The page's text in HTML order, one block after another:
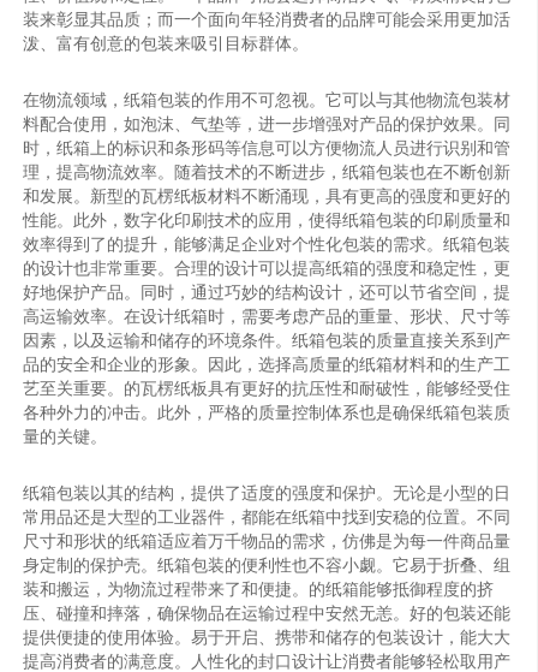
装来彰显其品质；而一个面向年轻消费者的品牌可能会采用更加活
泼、富有创意的包装来吸引目标群体。
在物流领域，纸箱包装的作用不可忽视。它可以与其他物流包装材
料配合使用，如泡沫、气垫等，进一步增强对产品的保护效果。同
时，纸箱上的标识和条形码等信息可以方便物流人员进行识别和管
理，提高物流效率。随着技术的不断进步，纸箱包装也在不断创新
和发展。新型的瓦楞纸板材料不断涌现，具有更高的强度和更好的
性能。此外，数字化印刷技术的应用，使得纸箱包装的印刷质量和
效率得到了的提升，能够满足企业对个性化包装的需求。纸箱包装
的设计也非常重要。合理的设计可以提高纸箱的强度和稳定性，更
好地保护产品。同时，通过巧妙的结构设计，还可以节省空间，提
高运输效率。在设计纸箱时，需要考虑产品的重量、形状、尺寸等
因素，以及运输和储存的环境条件。纸箱包装的质量直接关系到产
品的安全和企业的形象。因此，选择高质量的纸箱材料和的生产工
艺至关重要。的瓦楞纸板具有更好的抗压性和耐破性，能够经受住
各种外力的冲击。此外，严格的质量控制体系也是确保纸箱包装质
量的关键。
纸箱包装以其的结构，提供了适度的强度和保护。无论是小型的日
常用品还是大型的工业器件，都能在纸箱中找到安稳的位置。不同
尺寸和形状的纸箱适应着万千物品的需求，仿佛是为每一件商品量
身定制的保护壳。纸箱包装的便利性也不容小觑。它易于折叠、组
装和搬运，为物流过程带来了和便捷。的纸箱能够抵御程度的挤
压、碰撞和摔落，确保物品在运输过程中安然无恙。好的包装还能
提供便捷的使用体验。易于开启、携带和储存的包装设计，能大大
提高消费者的满意度。人性化的封口设计让消费者能够轻松取用产